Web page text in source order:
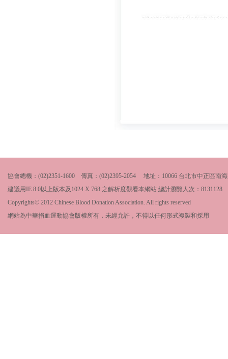
協會總機：(02)2351-1600 傳真：(02)2395-2054 地址：10066 台北市中正區南
建議用IE 8.0以上版本及1024 X 768 之解析度觀看本網站 總計瀏覽人次： 8131128
Copyrights© 2012 Chinese Blood Donation Association. All rights reserved
網站為中華捐血運動協會版權所有，未經允許，不得以任何形式複製和採用